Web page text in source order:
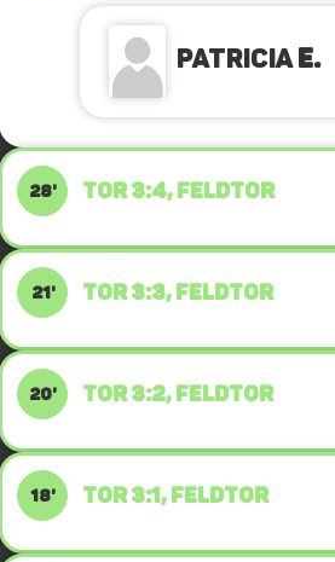
PatriciaE.
28' TOR 3:4, FELDTOR
21' TOR 3:3, FELDTOR
20' TOR 3:2, FELDTOR
18' TOR 3:1, FELDTOR